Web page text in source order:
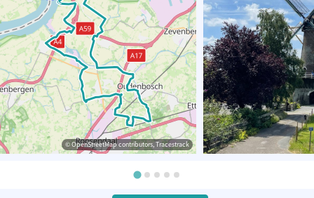
© OpenStreetMap contributors, Tracestrack